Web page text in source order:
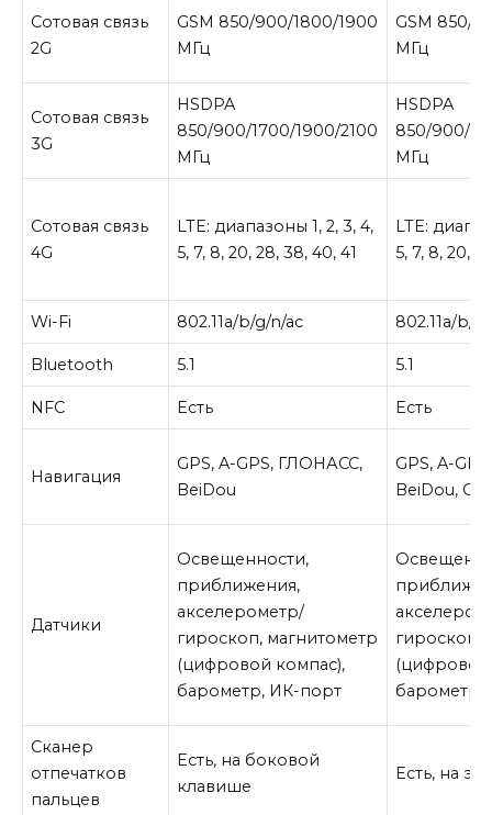
Сотовая связь
2G
GSM 850/900/1800/1900
МГц
GSM 850/
МГц
Сотовая связь
3G
HSDPA
850/900/1700/1900/2100
МГц
HSDPA
850/900/
МГц
Сотовая связь
4G
LTE: диапазоны 1, 2, 3, 4,
5, 7, 8, 20, 28, 38, 40, 41
LTE:
5, 7, 8, 20,
Wi-Fi 802.11a/b/g/n/ac 802.11a/b/
Bluetooth 5.1 5.1
NFC Есть Есть
Навигация
GPS, A-GPS, ГЛОНАСС,
BeiDou
GPS, A-
BeiDou,
Датчики
Освещенности,
приближения,
акселерометр/
гироскоп, магнитометр
(цифровой компас),
барометр, ИК-порт
гироскоп,
(цифровой
барометр,
Сканер
отпечатков
пальцев
Есть, на боковой
клавише
Есть, на